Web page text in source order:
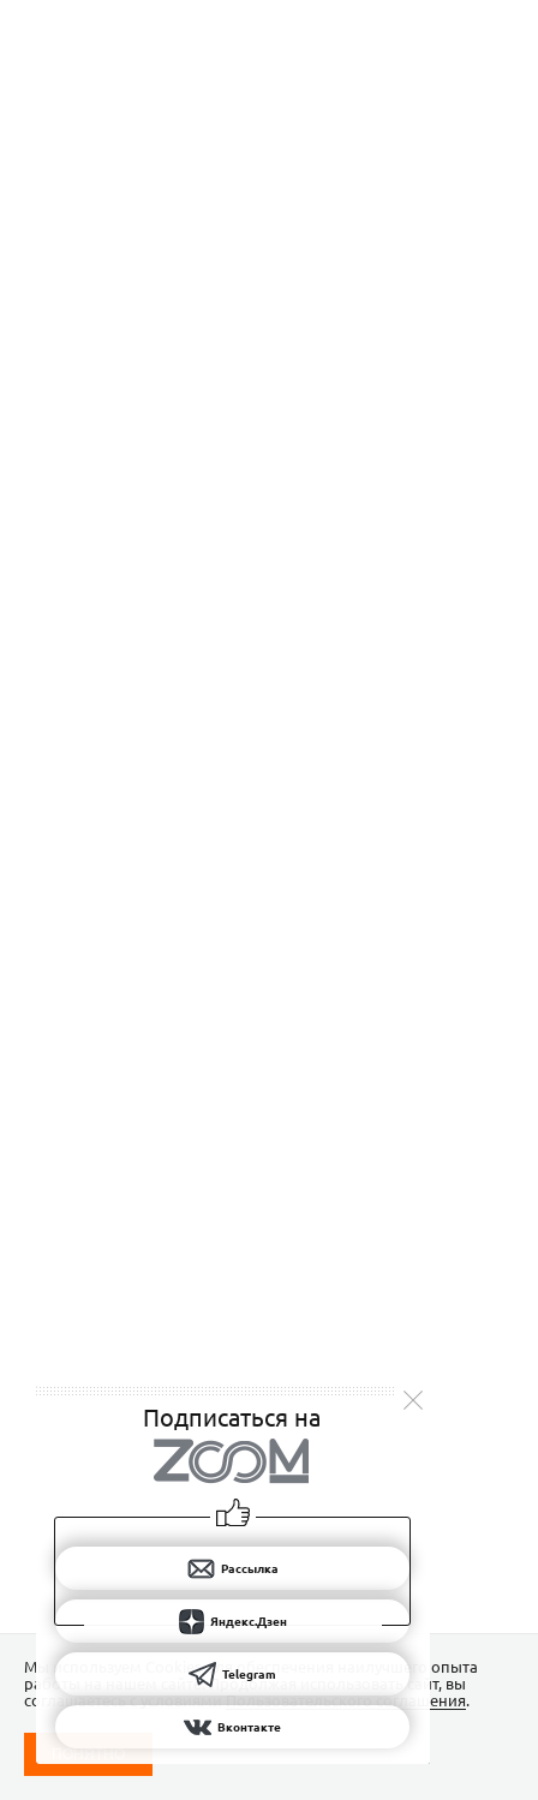
Подписаться на
Рассылка
Яндекс.Дзен
Telegram
Вконтакте
Мы используем Сookies для обеспечения наилучшего опыта
работы на нашем сайте. Продолжая использовать сайт, вы
соглашаетесь с условиямиПользовательского соглашения.
ПОНЯТНО